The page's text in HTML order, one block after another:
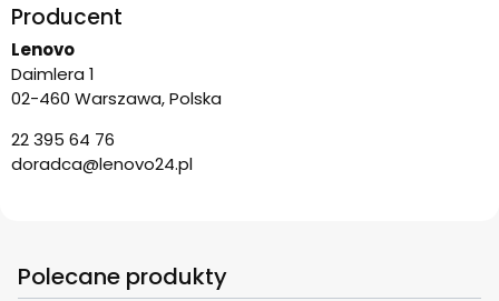
Producent
Lenovo
Daimlera 1
02-460 Warszawa, Polska
22 395 64 76
doradca@lenovo24.pl
Polecane produkty